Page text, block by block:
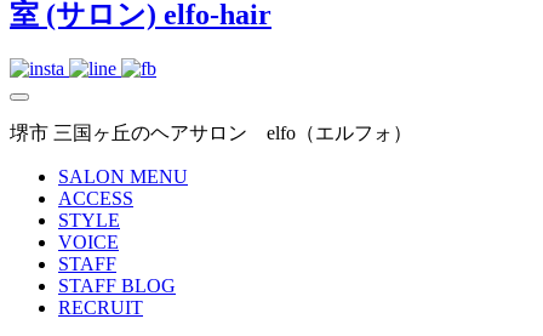
堺市 三国ヶ丘のヘアサロン elfo（エルフォ）
SALON MENU
ACCESS
STYLE
VOICE
STAFF
STAFF BLOG
RECRUIT